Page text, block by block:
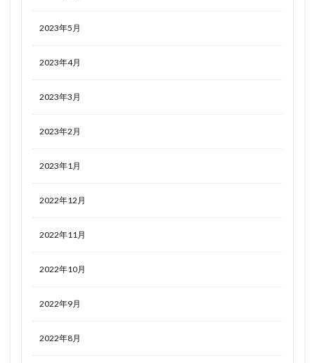
2023年5月
2023年4月
2023年3月
2023年2月
2023年1月
2022年12月
2022年11月
2022年10月
2022年9月
2022年8月